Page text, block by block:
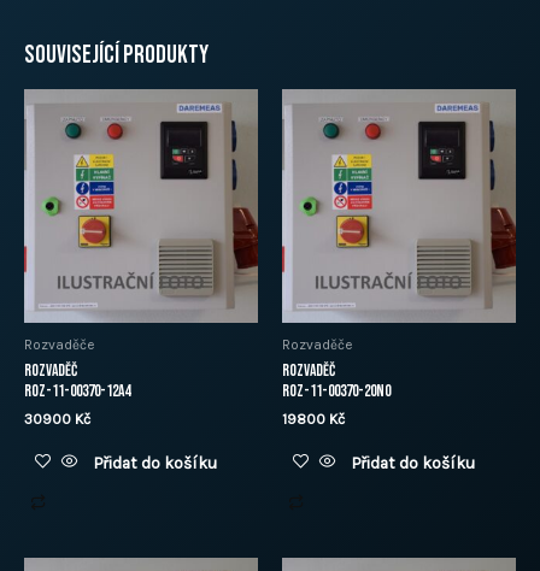
Související produkty
Rozvaděče
Rozvaděč
ROZ-11-00370-12A4
30900 Kč
Přidat do košíku
Rozvaděče
Rozvaděč
ROZ-11-00370-20N0
19800 Kč
Přidat do košíku